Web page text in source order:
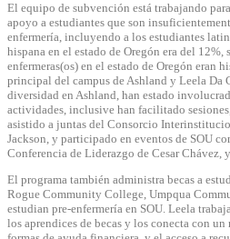
El equipo de subvención está trabajando
apoyo a estudiantes que son
enfermería, incluyendo a los estudiantes
hispana en el estado de Oregón era del
enfermeras(os) en el estado de Oregón eran
principal del campus de Ashland y Leela Da
diversidad en Ashland, han estado
actividades, inclusive han facilitado
asistido a juntas del Consorcio
Jackson, y participado en eventos de SOU
Conferencia de Liderazgo de Cesar Chávez,
El programa también administra becas a
Rogue Community College, Umpqua
estudian pre-enfermería en SOU. Leela
los aprendices de becas y los conecta con un